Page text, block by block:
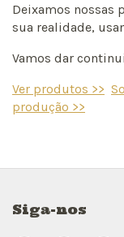
Deixamos nossas
sua realidade,
Vamos dar
Ver produtos >>
produção >>
Siga-nos